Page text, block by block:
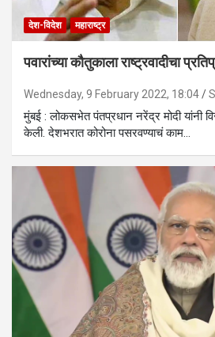
देश-विदेश महाराष्ट्र
पवारांच्या कौतुकाला राष्ट्रवादीचा
Wednesday, 9 February 2022, 18:04
मुंबई : लोकसभेत पंतप्रधान नरेंद्र मोदी यांनी
केली. देशभरात कोरोना पसरवण्याचं काम…